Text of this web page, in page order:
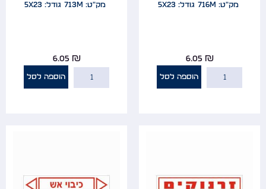
מק"ט: 716m גודל: 5x23
6.05₪
הוספה לסל
מק"ט: 713m גודל: 5x23
6.05₪
הוספה לסל